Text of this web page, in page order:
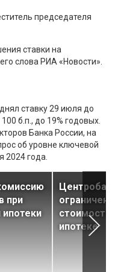
председателя
ставки на
слова РИА «Новости».
ставку 29 июля до
б.п., до 19% годовых.
Банка России, на
об уровне ключевой
2024 года.
при
стоимость
ипотеке